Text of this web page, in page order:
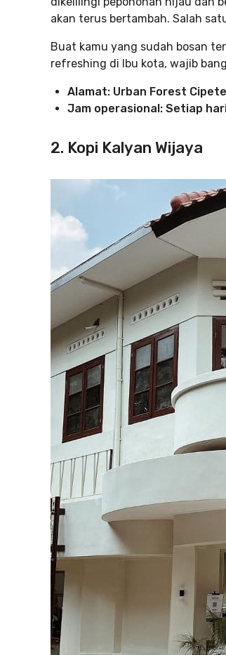
akan terus bertambah. Salah
Buat kamu yang sudah bosan
refreshing di Ibu kota, wajib
Alamat: Urban Forest
Jam operasional: Setiap hari
2. Kopi Kalyan Wijaya